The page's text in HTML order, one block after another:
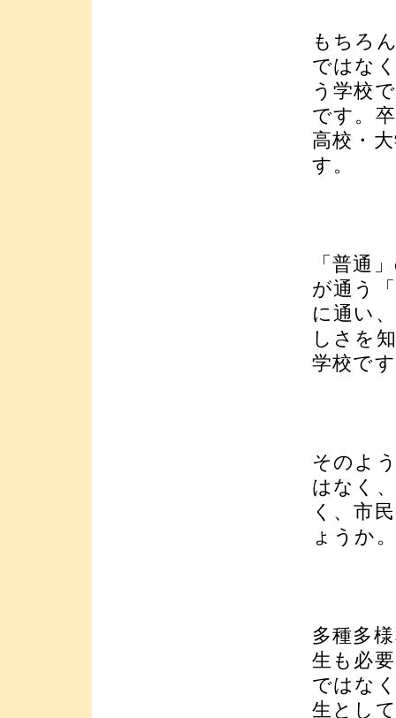
もちろ
ではな
う学校
です。
高校・
す。
「普通
が通う
に通い
しさを
学校で
そのよ
はなく
く、市
ょうか。
多種多
生も必
ではな
生とし